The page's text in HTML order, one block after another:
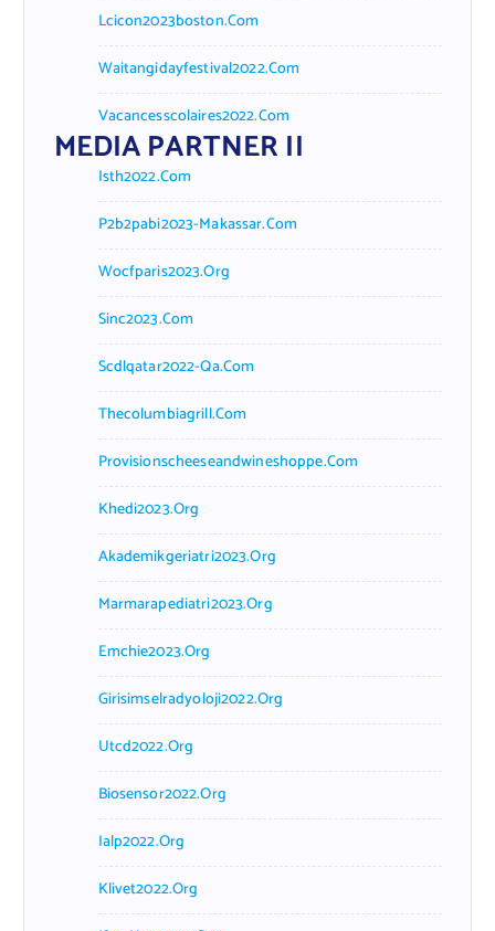
Lcicon2023boston.com
Waitangidayfestival2022.com
Vacancesscolaires2022.com
MEDIA PARTNER II
Isth2022.com
P2b2pabi2023-Makassar.com
Wocfparis2023.org
Sinc2023.com
Scdlqatar2022-Qa.com
Thecolumbiagrill.com
Provisionscheeseandwineshoppe.com
Khedi2023.org
Akademikgeriatri2023.org
Marmarapediatri2023.org
Emchie2023.org
Girisimselradyoloji2022.org
Utcd2022.org
Biosensor2022.org
Ialp2022.org
Klivet2022.org